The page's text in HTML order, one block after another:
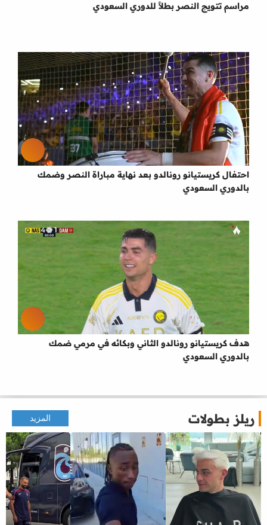
مراسم تتويج النصر بطلاً للدوري السعودي
احتفال كريستيانو رونالدو بعد نهاية مباراة النصر وضمك
بالدوري السعودي
هدف كريستيانو رونالدو الثاني وبكائه في مرمي ضمك
بالدوري السعودي
ريلز بطولات المزيد